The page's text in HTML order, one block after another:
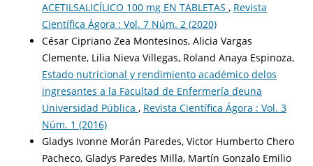
ACETILSALICÍLICO 100 mg EN TABLETAS , Revista
Científica Ágora : Vol. 7 Núm. 2 (2020)
César Cipriano Zea Montesinos, Alicia Vargas
Clemente, Lilia Nieva Villegas, Roland Anaya Espinoza,
Estado nutricional y rendimiento académico delos
ingresantes a la Facultad de Enfermería deuna
Universidad Pública , Revista Científica Ágora : Vol. 3
Núm. 1 (2016)
Gladys Ivonne Morán Paredes, Victor Humberto Chero
Pacheco, Gladys Paredes Milla, Martín Gonzalo Emilio